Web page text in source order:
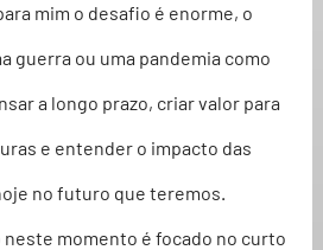
mim o desafio é enorme, o
guerra ou uma pandemia como
a longo prazo, criar valor para
e entender o impacto das
no futuro que teremos.
neste momento é focado no curto